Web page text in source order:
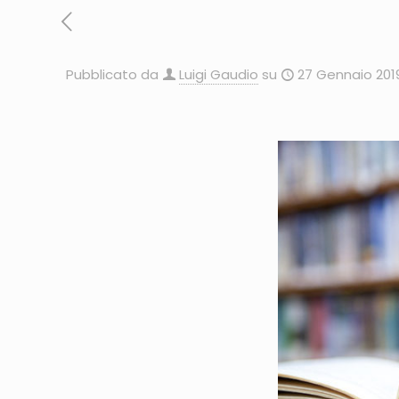
Pubblicato da Luigi Gaudio su 27 Gennaio